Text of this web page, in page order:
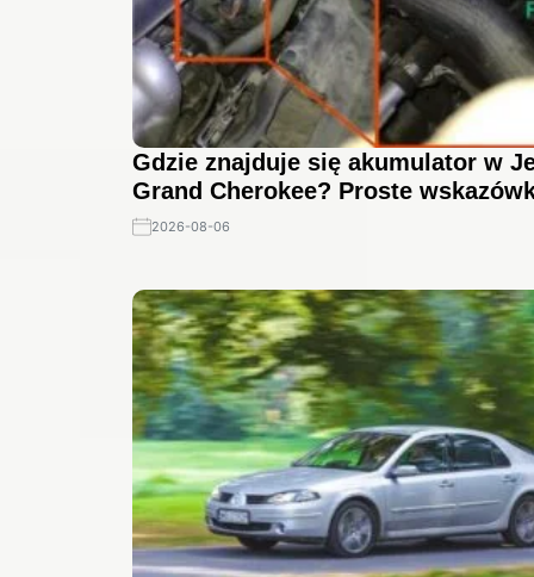
Gdzie znajduje się akumulator w
Grand Cherokee? Proste
2026-08-06